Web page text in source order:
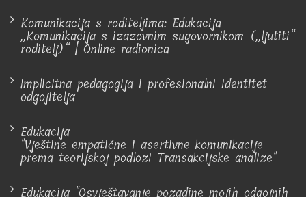
Komunikacija s roditeljima: Edukacija
„Komunikacija s izazovnim sugovornikom („ljutiti“
roditelj)“ | Online radionica
Implicitna pedagogija i profesionalni identitet
odgojitelja
Edukacija
"Vještine empatične i asertivne komunikacije
prema teorijskoj podlozi Transakcijske analize"